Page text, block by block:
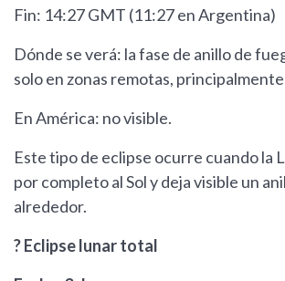
Fin: 14:27 GMT (11:27 en Argentina)
Dónde se verá: la fase de anillo de
solo en zonas remotas,
En América: no visible.
Este tipo de eclipse ocurre cuando la
por completo al Sol y deja visible un
alrededor.
? Eclipse lunar total